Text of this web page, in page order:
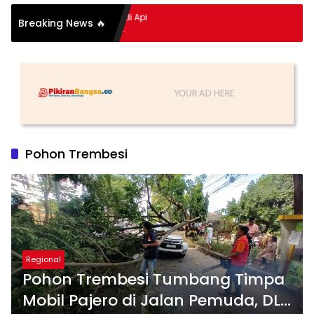
Breaking News 🔥
Hidup Meledak Jadi Api
Tragedi Menteng-
Maling Ayam di Bali
Pohon Trembesi
Regional
Pohon Trembesi Tumbang Timpa
Mobil Pajero di Jalan Pemuda, DLH